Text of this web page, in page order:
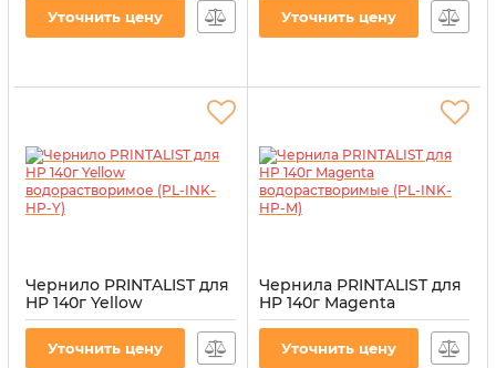
(H35/M-4) для СНПЧ
Уточнить цену
H35/C-4
Уточнить цену
Чернило PRINTALIST для
HP 140г Yellow
водорастворимое (PL-
PL-INK-HP-Y
Уточнить цену
Чернила PRINTALIST для
HP 140г Magenta
водорастворимые (PL-
PL-INK-HP-M
Уточнить цену